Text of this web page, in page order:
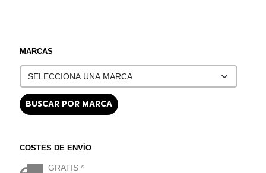
MARCAS
COSTES DE ENVÍO
GRATIS *